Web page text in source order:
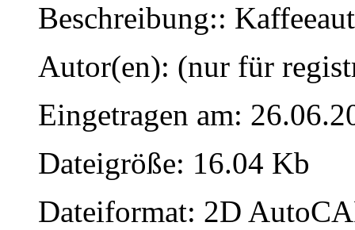
Beschreibung::
Autor(en): (nur für
Eingetragen am:
Dateigröße: 16.04 Kb
Dateiformat: 2D